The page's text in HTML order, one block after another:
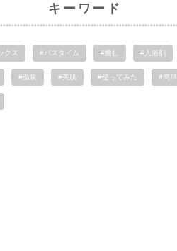
キーワード
クス #バスタイム #癒し #入浴剤
#温泉 #美肌 #使ってみた #簡単